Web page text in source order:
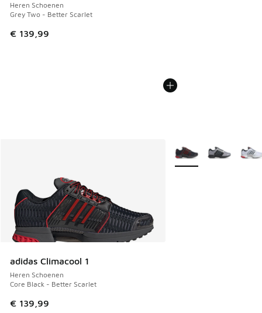
Heren Schoenen
Grey Two - Better Scarlet
€ 139,99
adidas Climacool 1
Heren Schoenen
Core Black - Better Scarlet
€ 139,99
Meer kleuren